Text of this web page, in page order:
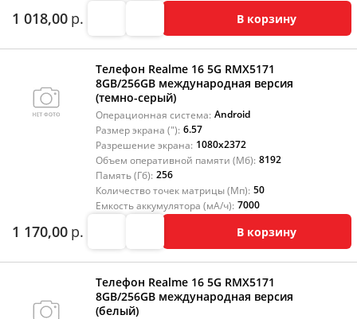
1 018,00 р. В корзину
Телефон Realme 16 5G RMX5171
8GB/256GB международная версия
(темно-серый)
Операционная система: Android
Размер экрана ("): 6.57
Разрешение экрана: 1080x2372
Объем оперативной памяти (Мб): 8192
Память (Гб): 256
Количество точек матрицы (Мп): 50
Емкость аккумулятора (мА/ч): 7000
1 170,00 р. В корзину
Телефон Realme 16 5G RMX5171
8GB/256GB международная версия
(белый)